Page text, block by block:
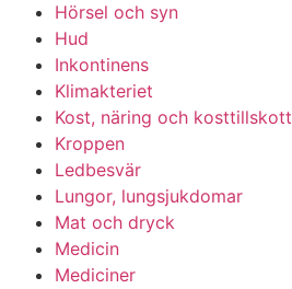
Hörsel och syn
Hud
Inkontinens
Klimakteriet
Kost, näring och kosttillskott
Kroppen
Ledbesvär
Lungor, lungsjukdomar
Mat och dryck
Medicin
Mediciner